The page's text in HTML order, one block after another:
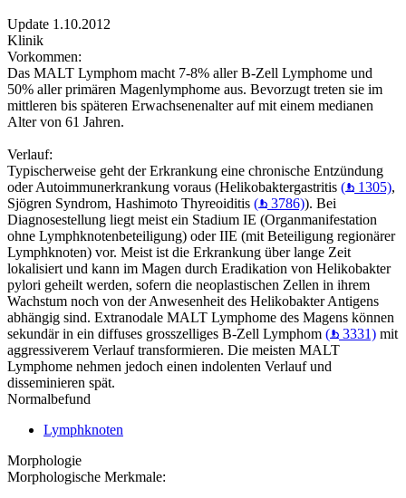
Update 1.10.2012
Klinik
Vorkommen:
Das MALT Lymphom macht 7-8% aller B-Zell Lymphome und
50% aller primären Magenlymphome aus. Bevorzugt treten sie im
mittleren bis späteren Erwachsenenalter auf mit einem medianen
Alter von 61 Jahren.
Verlauf:
Typischerweise geht der Erkrankung eine chronische Entzündung
oder Autoimmunerkrankung voraus (Helikobaktergastritis ( 1305),
Sjögren Syndrom, Hashimoto Thyreoiditis ( 3786)). Bei
Diagnosestellung liegt meist ein Stadium IE (Organmanifestation
ohne Lymphknotenbeteiligung) oder IIE (mit Beteiligung regionärer
Lymphknoten) vor. Meist ist die Erkrankung über lange Zeit
lokalisiert und kann im Magen durch Eradikation von Helikobakter
pylori geheilt werden, sofern die neoplastischen Zellen in ihrem
Wachstum noch von der Anwesenheit des Helikobakter Antigens
abhängig sind. Extranodale MALT Lymphome des Magens können
sekundär in ein diffuses grosszelliges B-Zell Lymphom ( 3331) mit
aggressiverem Verlauf transformieren. Die meisten MALT
Lymphome nehmen jedoch einen indolenten Verlauf und
disseminieren spät.
Normalbefund
Lymphknoten
Morphologie
Morphologische Merkmale: